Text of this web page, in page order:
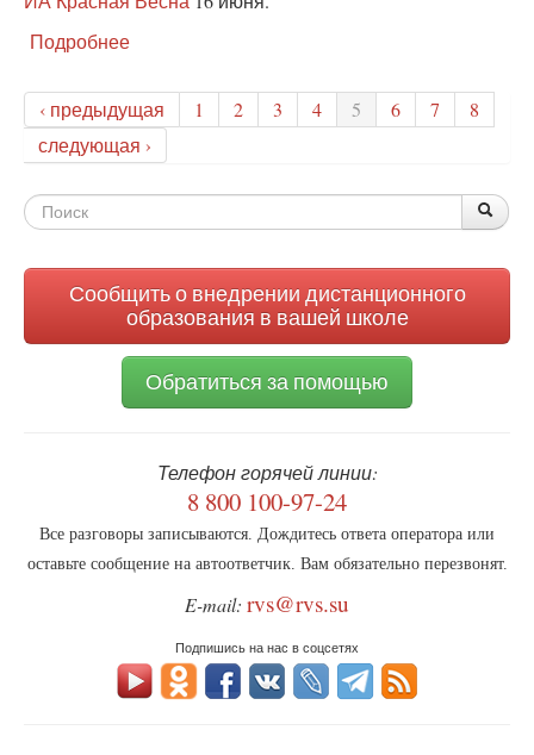
Подробнее
РВС
посетили
реабилитационный
центр
ЛНР
‹ предыдущая 1 2 3 4 5 6 7
8
следующая ›
Форма
Сообщить о внедрении дистанционного
образования в вашей школе
Обратиться за помощью
Телефон горячей линии:
8 800 100-97-24
Все разговоры записываются. Дождитесь ответа оператора или
оставьте сообщение на автоответчик. Вам обязательно перезвонят.
E-mail: rvs@rvs.su
Подпишись на нас в соцсетях